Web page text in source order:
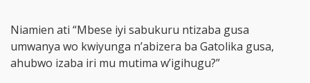
Niamien ati “Mbese iyi sabukuru ntizaba gusa
umwanya wo kwiyunga n’abizera ba Gatolika gusa,
ahubwo izaba iri mu mutima w’igihugu?”